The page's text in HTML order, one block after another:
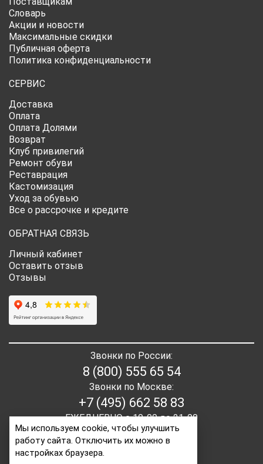
Словарь
Акции и новости
Максимальные скидки
Публичная оферта
Политика конфиденциальности
СЕРВИС
Доставка
Оплата
Оплата Долями
Возврат
Клуб привилегий
Ремонт обуви
Реставрация
Кастомизация
Уход за обувью
Все о рассрочке и кредите
ОБРАТНАЯ СВЯЗЬ
Личный кабинет
Оставить отзыв
Отзывы
Звонки по России:
8 (800) 555 65 54
Звонки по Москве:
+7 (495) 662 58 83
ЕЖЕДНЕВНО с 10-00 до 21-00
Мы используем cookie, чтобы улучшить
работу сайта. Отключить их можно в
настройках браузера.